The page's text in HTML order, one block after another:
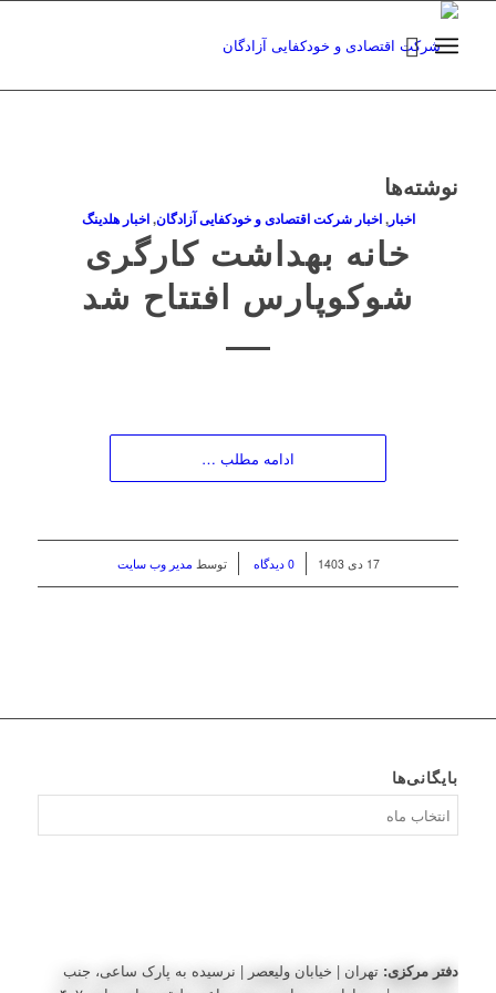
نوشته‌ها
اخبار,اخبار شرکت اقتصادی و خودکفایی آزادگان,اخبار هلدینگ
خانه بهداشت کارگری
شوکوپارس افتتاح شد
ادامه مطلب …
17 دی 1403
/ 0 دیدگاه توسط مدیر وب سایت
بایگانی‌ها
دفتر مرکزی: تهران | خیابان ولیعصر | نرسیده به پارک ساعی، جنب